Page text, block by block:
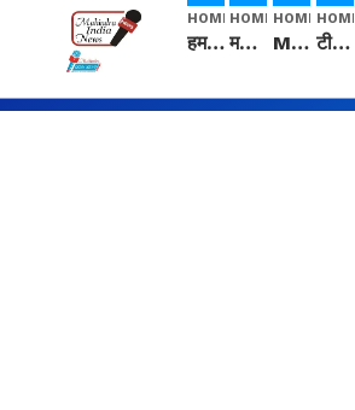
HOME
हम सनातनी..." सांसद kangana Ranaut से क्या बोली लड़की? Viral Jantar-Mantar | CJP protest
HOME
मनीषा हत्याकांड: हत्या, आत्महत्या या कोई बड़ा राज? | Full Story | Josh Haryana
HOME
Mangalsutra: हिंदू धर्म में शादी के बाद मंगलसूत्र क्यों पहनती है महिलाएं, किसने शुरु की ये परंपरा
HOME
टीम बीकेई ने एग्रीकल्चर ग्रेड की यूरिया खाद गट्टों में बदलकर टेक्निकल ग्रेड में बेचने वालों पर करवाई कार्रवाई: लखविंदर सिंह औलख